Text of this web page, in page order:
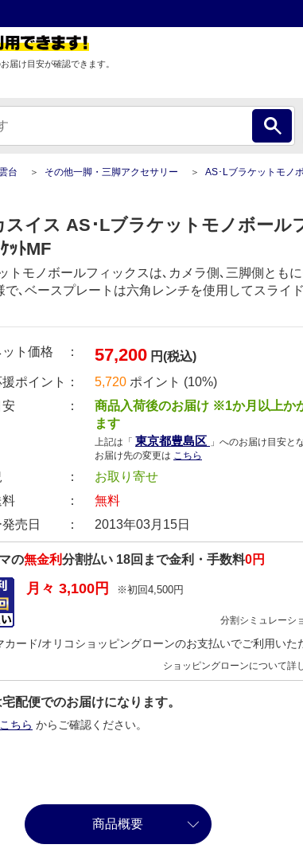
届け目安が確認できます。
台 その他一脚・三脚アクセサリー AS･Lブラケットモノボールフィッ
スイス AS･Lブラケットモノボール
ｯﾄMF
トモノボールフィックスは､カメラ側､三脚側とも
で､ベースプレートは六角レンチを使用してスライ
ット価格 ： 57,200 円(税込)
ポイント：
5,720 ポイント (10%)
目安 ：
商品入荷後のお届け ※1か月以上か
ます
上記は「 東京都豊島区 」へのお届け目安と
お届け先の変更は こちら
況 ：
お取り寄せ
送料 ：
無料
発売日 ：
2013年03月15日
の無金利分割払い 18回まで金利・手数料0円
月々 3,100 円 ※初回4,500円
分割シミュレーシ
ード/オリコショッピングローンのお支払いでご利用いた
ショッピングローンについて詳
配便でのお届けになります。
こちら からご確認ください。
商品概要